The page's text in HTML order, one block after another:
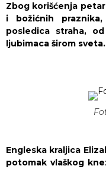
Zbog korišćenja
i božićnih
posledica straha,
ljubimaca širom sveta.
Engleska kraljica
potomak vlaškog